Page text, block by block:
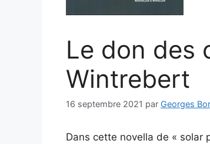
Le don des
Wintrebert
16 septembre 2021 par Georges
Dans cette novella de « solar